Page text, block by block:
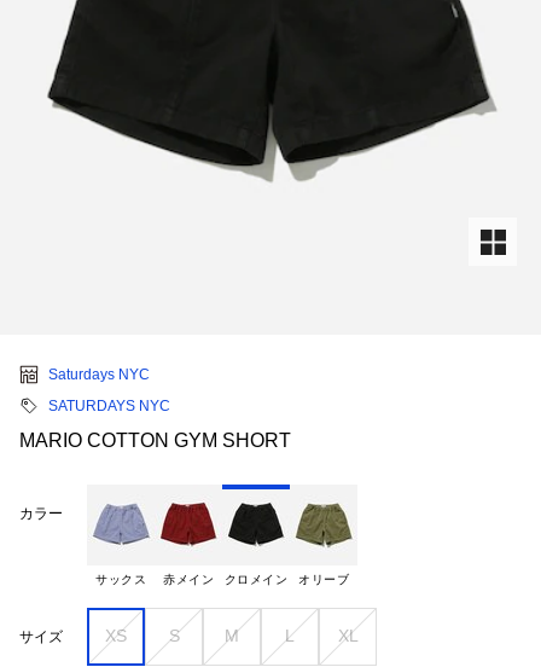
Saturdays NYC
SATURDAYS NYC
MARIO COTTON GYM SHORT
カラー
サックス 赤メイン クロメイン オリーブ
サイズ XS S M L XL